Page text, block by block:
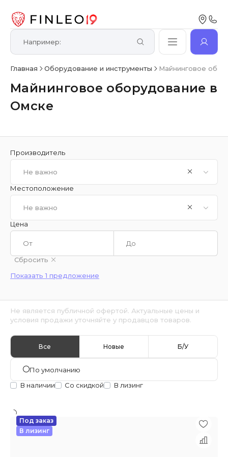
Главная Оборудование и инструменты Майнинговое
Майнинговое оборудование в
Омске
Производитель
Не важно
Местоположение
Не важно
Цена
Сбросить
Показать 1 предложение
Не является публичной офертой. Актуальные цены и
условия продажи уточняйте у продавцов товаров.
Все Новые Б/У
По умолчанию
В наличии
Со скидкой В лизинг
Под заказ
В лизинг